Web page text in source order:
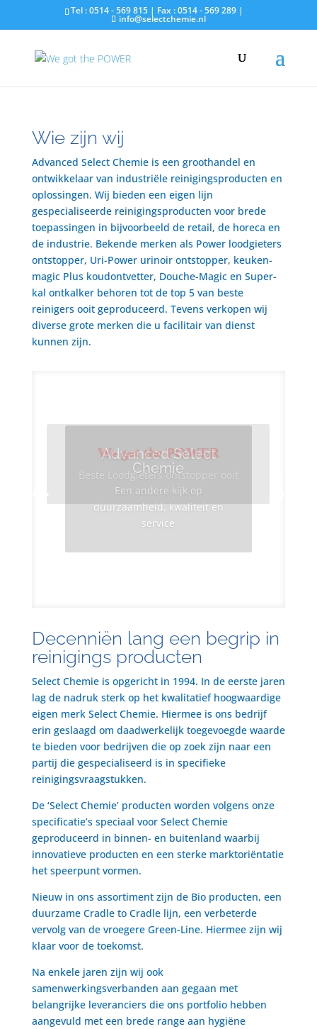
Tel : 0514 - 569 815 | Fax : 0514 - 569 289 |
info@selectchemie.nl
Wie zijn wij
Advanced Select Chemie is een groothandel en
ontwikkelaar van industriële reinigingsproducten en
oplossingen. Wij bieden een eigen lijn
gespecialiseerde reinigingsproducten voor brede
toepassingen in bijvoorbeeld de retail, de horeca en
de industrie. Bekende merken als Power loodgieters
ontstopper, Uri-Power urinoir ontstopper, keuken-
magic Plus koudontvetter, Douche-Magic en Super-
kal ontkalker behoren tot de top 5 van beste
reinigers ooit geproduceerd. Tevens verkopen wij
diverse grote merken die u facilitair van dienst
kunnen zijn.
Advanced Select
Chemie
Een andere kijk op
duurzaamheid, kwaliteit en
service
We got the POWER
Beste Loodgieters ontstopper ooit
Decenniën lang een begrip in
reinigings producten
Select Chemie is opgericht in 1994. In de eerste jaren
lag de nadruk sterk op het kwalitatief hoogwaardige
eigen merk Select Chemie. Hiermee is ons bedrijf
erin geslaagd om daadwerkelijk toegevoegde waarde
te bieden voor bedrijven die op zoek zijn naar een
partij die gespecialiseerd is in specifieke
reinigingsvraagstukken.
De ‘Select Chemie’ producten worden volgens onze
specificatie’s speciaal voor Select Chemie
geproduceerd in binnen- en buitenland waarbij
innovatieve producten en een sterke marktoriëntatie
het speerpunt vormen.
Nieuw in ons assortiment zijn de Bio producten, een
duurzame Cradle to Cradle lijn, een verbeterde
vervolg van de vroegere Green-Line. Hiermee zijn wij
klaar voor de toekomst.
Na enkele jaren zijn wij ook
samenwerkingsverbanden aan gegaan met
belangrijke leveranciers die ons portfolio hebben
aangevuld met een brede range aan hygiëne